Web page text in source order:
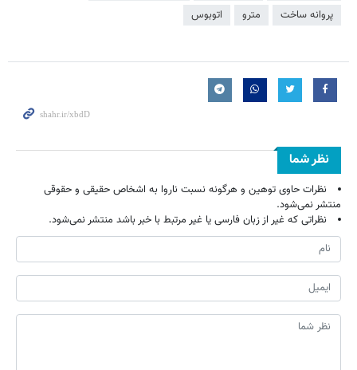
پروانه ساخت
مترو اتوبوس
نظر شما
نظرات حاوی توهین و هرگونه نسبت ناروا به اشخاص حقیقی و حقوقی
منتشر نمی‌شود.
نظراتی که غیر از زبان فارسی یا غیر مرتبط با خبر باشد منتشر نمی‌شود.